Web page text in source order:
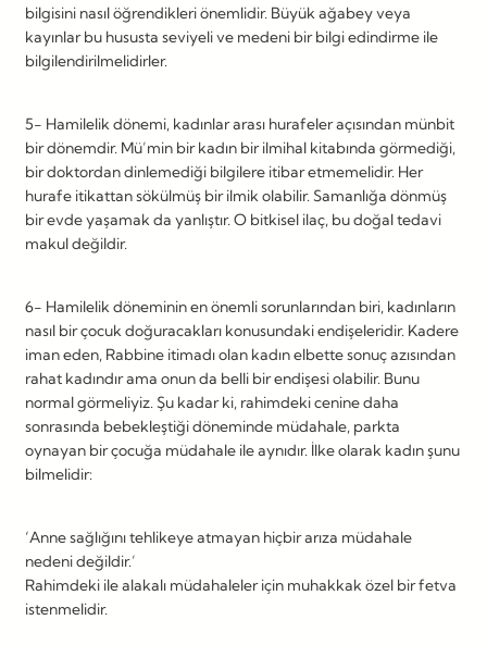
bilgisini nasıl öğrendikleri önemlidir. Büyük ağabey veya
kayınlar bu hususta seviyeli ve medeni bir bilgi edindirme ile
bilgilendirilmelidirler.
5- Hamilelik dönemi, kadınlar arası hurafeler açısından münbit
bir dönemdir. Mü’min bir kadın bir ilmihal kitabında görmediği,
bir doktordan dinlemediği bilgilere itibar etmemelidir. Her
hurafe itikattan sökülmüş bir ilmik olabilir. Samanlığa dönmüş
bir evde yaşamak da yanlıştır. O bitkisel ilaç, bu doğal tedavi
makul değildir.
6- Hamilelik döneminin en önemli sorunlarından biri, kadınların
nasıl bir çocuk doğuracakları konusundaki endişeleridir. Kadere
iman eden, Rabbine itimadı olan kadın elbette sonuç azısından
rahat kadındır ama onun da belli bir endişesi olabilir. Bunu
normal görmeliyiz. Şu kadar ki, rahimdeki cenine daha
sonrasında bebekleştiği döneminde müdahale, parkta
oynayan bir çocuğa müdahale ile aynıdır. İlke olarak kadın şunu
bilmelidir:
‘Anne sağlığını tehlikeye atmayan hiçbir arıza müdahale
nedeni değildir.’
Rahimdeki ile alakalı müdahaleler için muhakkak özel bir fetva
istenmelidir.